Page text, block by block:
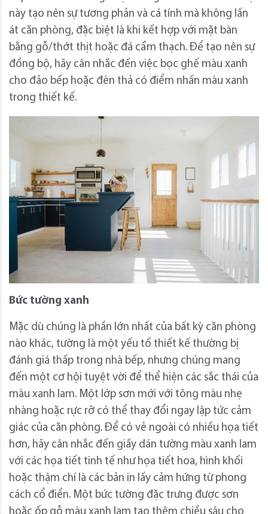
này tạo nên sự tương phản và cá tính mà không lấn
át căn phòng, đặc biệt là khi kết hợp với mặt bàn
bằng gỗ/thớt thịt hoặc đá cẩm thạch. Để tạo nên sự
đồng bộ, hãy cân nhắc đến việc bọc ghế màu xanh
cho đảo bếp hoặc đèn thả có điểm nhấn màu xanh
trong thiết kế.
Bức tường xanh
Mặc dù chúng là phần lớn nhất của bất kỳ căn phòng
nào khác, tường là một yếu tố thiết kế thường bị
đánh giá thấp trong nhà bếp, nhưng chúng mang
đến một cơ hội tuyệt vời để thể hiện các sắc thái của
màu xanh lam. Một lớp sơn mới với tông màu nhẹ
nhàng hoặc rực rỡ có thể thay đổi ngay lập tức cảm
giác của căn phòng. Để có vẻ ngoài có nhiều họa tiết
hơn, hãy cân nhắc đến giấy dán tường màu xanh lam
với các họa tiết tinh tế như họa tiết hoa, hình khối
hoặc thậm chí là các bản in lấy cảm hứng từ phong
cách cổ điển. Một bức tường đặc trưng được sơn